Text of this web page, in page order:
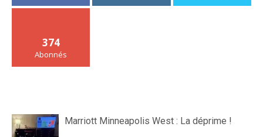
374
Abonnés
Marriott Minneapolis West : La déprime !